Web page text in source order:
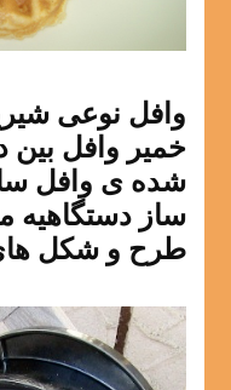
وافل نوعی
خمیر وافل
شده ی وافل
ساز دستگاهیه
طرح و شکل